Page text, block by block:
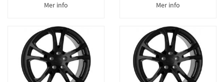
Mer info Mer info